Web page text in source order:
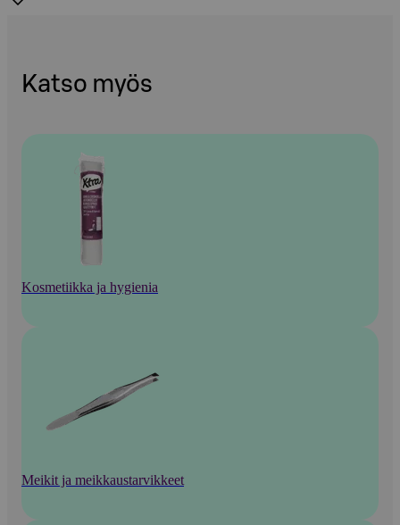
Katso myös
Kosmetiikka ja hygienia
Meikit ja meikkaustarvikkeet